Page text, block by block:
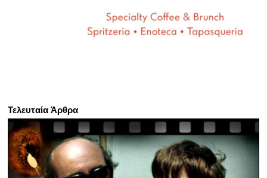
Τελευταία Άρθρα